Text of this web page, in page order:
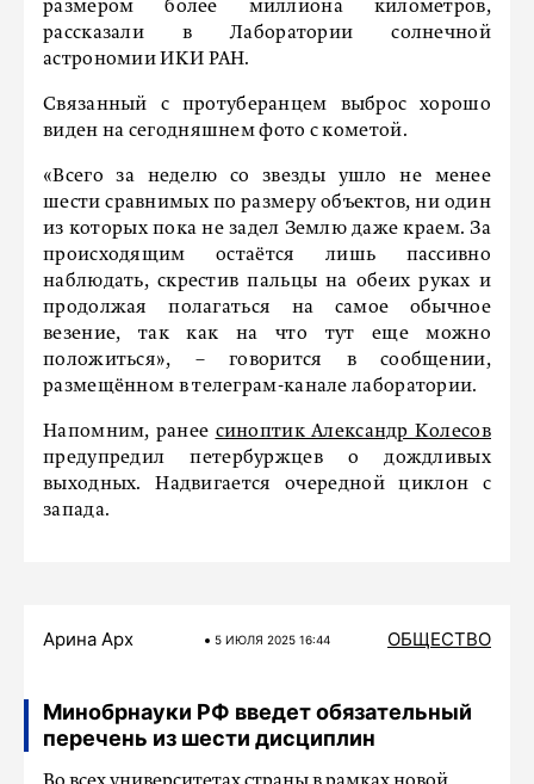
размером более миллиона километров,
рассказали в Лаборатории солнечной
астрономии ИКИ РАН.
Связанный с протуберанцем выброс хорошо
виден на сегодняшнем фото с кометой.
«Всего за неделю со звезды ушло не менее
шести сравнимых по размеру объектов, ни один
из которых пока не задел Землю даже краем. За
происходящим остаётся лишь пассивно
наблюдать, скрестив пальцы на обеих руках и
продолжая полагаться на самое обычное
везение, так как на что тут еще можно
положиться», – говорится в сообщении,
размещённом в телеграм-канале лаборатории.
Напомним, ранее синоптик Александр Колесов
предупредил петербуржцев о дождливых
выходных. Надвигается очередной циклон с
запада.
Арина Арх 5 ИЮЛЯ 2025 16:44 ОБЩЕСТВО
Минобрнауки РФ введет обязательный
перечень из шести дисциплин